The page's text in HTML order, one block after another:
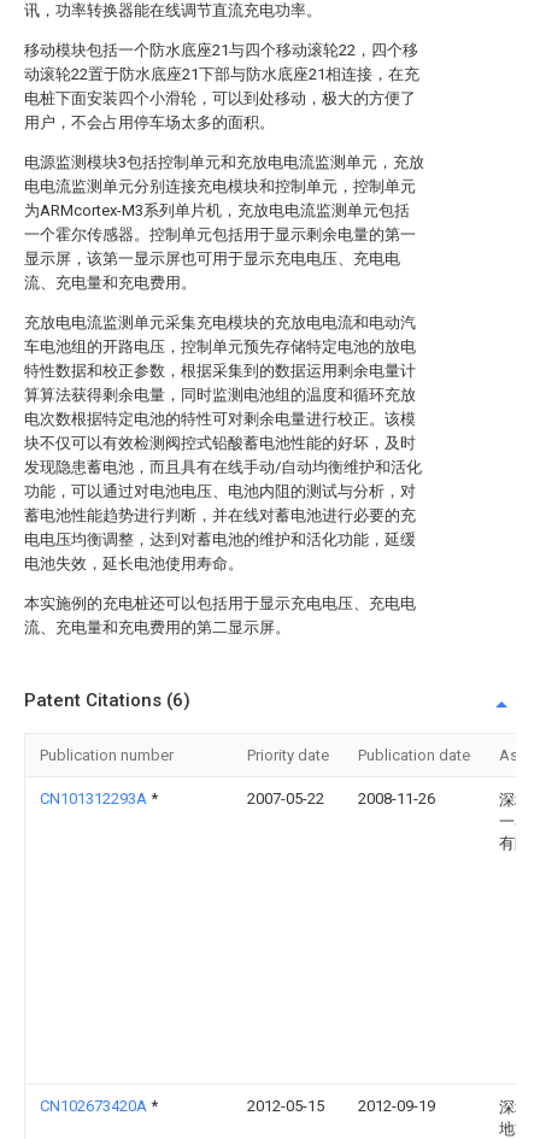
讯，功率转换器能在线调节直流充电功率。
移动模块包括一个防水底座21与四个移动滚轮22，四个移
动滚轮22置于防水底座21下部与防水底座21相连接，在充
电桩下面安装四个小滑轮，可以到处移动，极大的方便了
用户，不会占用停车场太多的面积。
电源监测模块3包括控制单元和充放电电流监测单元，充放
电电流监测单元分别连接充电模块和控制单元，控制单元
为ARMcortex-M3系列单片机，充放电电流监测单元包括
一个霍尔传感器。控制单元包括用于显示剩余电量的第一
显示屏，该第一显示屏也可用于显示充电电压、充电电
流、充电量和充电费用。
充放电电流监测单元采集充电模块的充放电电流和电动汽
车电池组的开路电压，控制单元预先存储特定电池的放电
特性数据和校正参数，根据采集到的数据运用剩余电量计
算算法获得剩余电量，同时监测电池组的温度和循环充放
电次数根据特定电池的特性可对剩余电量进行校正。该模
块不仅可以有效检测阀控式铅酸蓄电池性能的好坏，及时
发现隐患蓄电池，而且具有在线手动/自动均衡维护和活化
功能，可以通过对电池电压、电池内阻的测试与分析，对
蓄电池性能趋势进行判断，并在线对蓄电池进行必要的充
电电压均衡调整，达到对蓄电池的维护和活化功能，延缓
电池失效，延长电池使用寿命。
本实施例的充电桩还可以包括用于显示充电电压、充电电
流、充电量和充电费用的第二显示屏。
Patent Citations (6)
Publication number Priority date Publication date
CN101312293A * 2007-05-22 2008-11-26
深圳
一泰
有限
CN102673420A * 2012-05-15 2012-09-19
深圳
地方